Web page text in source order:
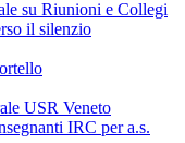
su Riunioni e Collegi
il silenzio
USR Veneto
IRC per a.s.